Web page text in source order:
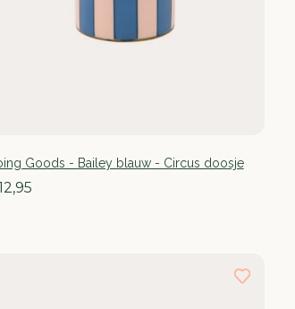
Goods - Bailey blauw - Circus doosje